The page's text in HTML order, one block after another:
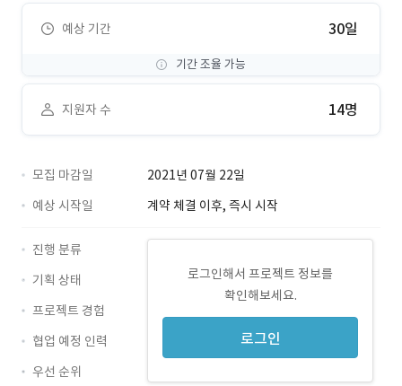
예상 기간 30일
기간 조율 가능
지원자 수 14명
모집 마감일
2021년 07월 22일
예상 시작일
계약 체결 이후, 즉시 시작
로그인해서 프로젝트 정보를
확인해보세요.
로그인
진행 분류
기획 상태
프로젝트 경험
협업 예정 인력
우선 순위